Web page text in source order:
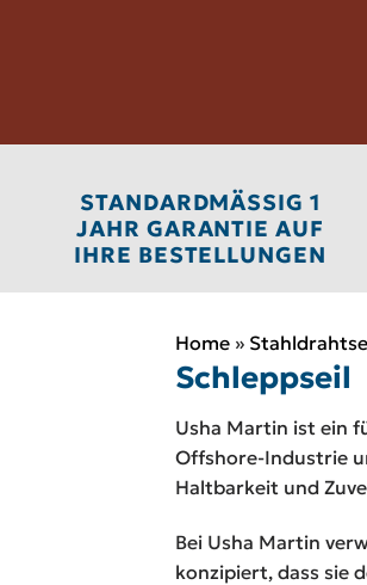
STANDARDMÄSSIG 1 J
AHR GARANTIE AUF I
HRE BESTELLUNGEN
Home »
Schleppseil
Usha Martin ist ein
Offshore-Industrie
Haltbarkeit und
Bei Usha Martin
konzipiert, dass sie